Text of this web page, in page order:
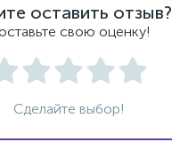
оставить отзыв?
свою оценку!
Сделайте выбор!